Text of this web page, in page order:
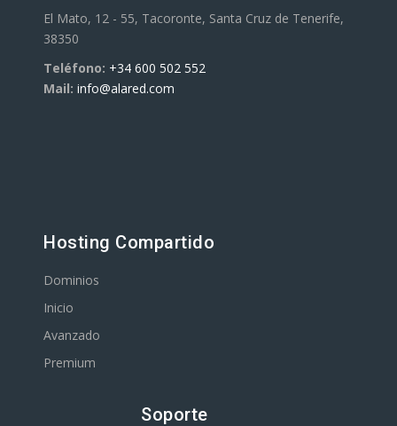
El Mato, 12 - 55, Tacoronte, Santa Cruz de Tenerife,
38350
Teléfono: +34 600 502 552
Mail: info@alared.com
Hosting Compartido
Dominios
Inicio
Avanzado
Premium
Soporte